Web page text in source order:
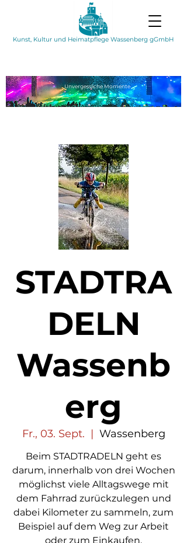
Kunst, Kultur und Heimatpflege Wassenberg gGmbH
UnvergesslicheMomente
STADTRA
DELN
Wassenb
erg
Fr., 03. Sept.
  |
Wassenberg
Beim STADTRADELN geht es
darum, innerhalb von drei Wochen
möglichst viele Alltagswege mit
dem Fahrrad zurückzulegen und
dabei Kilometer zu sammeln, zum
Beispiel auf dem Weg zur Arbeit
oder zum Einkaufen.